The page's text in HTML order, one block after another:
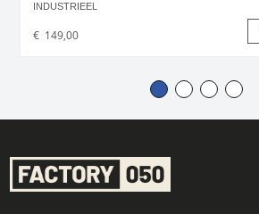
INDUSTRIEEL
€ 149,00